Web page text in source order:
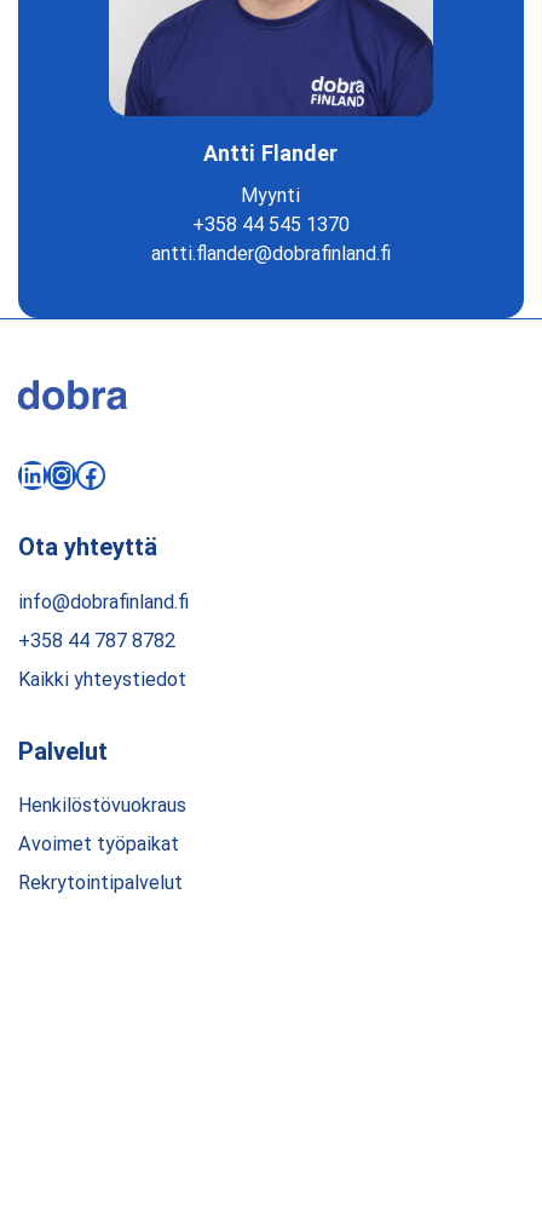
Antti Flander
Myynti
+358 44 545 1370
antti.flander@dobrafinland.fi
Ota yhteyttä
info@dobrafinland.fi
+358 44 787 8782
Kaikki yhteystiedot
LinkedIn
Instagram
Facebook
Palvelut
Henkilöstövuokraus
Avoimet työpaikat
Rekrytointipalvelut